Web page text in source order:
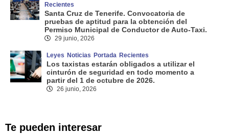
Recientes
Santa Cruz de Tenerife. Convocatoria de
pruebas de aptitud para la obtención del
Permiso Municipal de Conductor de Auto-Taxi.
29 junio, 2026
Leyes Noticias Portada Recientes
Los taxistas estarán obligados a utilizar el
cinturón de seguridad en todo momento a
partir del 1 de octubre de 2026.
26 junio, 2026
Te pueden interesar